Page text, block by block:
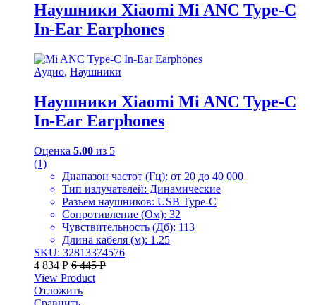
Наушники Xiaomi Mi ANC Type-C
In-Ear Earphones
Аудио, Наушники
Наушники Xiaomi Mi ANC Type-C
In-Ear Earphones
Оценка 5.00 из 5
(1)
Диапазон частот (Гц): от 20 до 40 000
Тип излучателей: Динамические
Разъем наушников: USB Type-C
Сопротивление (Ом): 32
Чувствительность (Дб): 113
Длина кабеля (м): 1.25
SKU: 32813374576
4 834 Р 6 445Р
View Product
Отложить